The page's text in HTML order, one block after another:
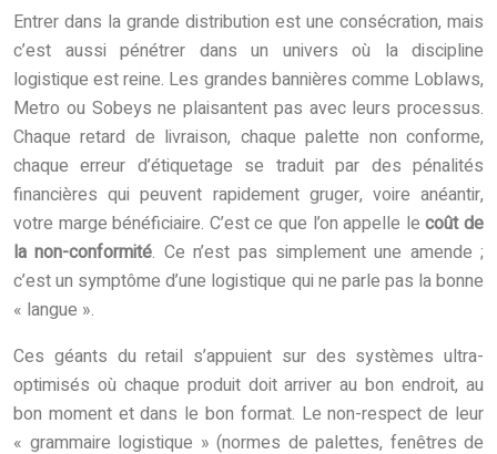
Entrer dans la grande distribution est une consécration, mais
c’est aussi pénétrer dans un univers où la discipline
logistique est reine. Les grandes bannières comme Loblaws,
Metro ou Sobeys ne plaisantent pas avec leurs processus.
Chaque retard de livraison, chaque palette non conforme,
chaque erreur d’étiquetage se traduit par des pénalités
financières qui peuvent rapidement gruger, voire anéantir,
votre marge bénéficiaire. C’est ce que l’on appelle lecoût de
la non-conformité. Ce n’est pas simplement une amende ;
c’est un symptôme d’une logistique qui ne parle pas la bonne
« langue ».
Ces géants du retail s’appuient sur des systèmes ultra-
optimisés où chaque produit doit arriver au bon endroit, au
bon moment et dans le bon format. Le non-respect de leur
« grammaire logistique » (normes de palettes, fenêtres de